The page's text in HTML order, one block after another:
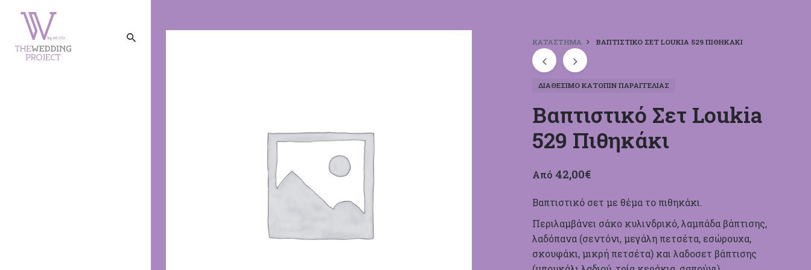
ΚΑΤΆΣΤΗΜΑ ΒΑΠΤΙΣΤΙΚΌ ΣΕΤ LOUKIA 529 ΠΙΘΗΚΆΚΙ
ΔΙΑΘΈΣΙΜΟ ΚΑΤΌΠΙΝ ΠΑΡΑΓΓΕΛΊΑΣ
Βαπτιστικό Σετ Loukia
529 Πιθηκάκι
Από 42,00€
Βαπτιστικό σετ με θέμα το πιθηκάκι.
Περιλαμβάνει σάκο κυλινδρικό, λαμπάδα βάπτισης,
λαδόπανα (σεντόνι, μεγάλη πετσέτα, εσώρουχα,
σκουφάκι, μικρή πετσέτα) και λαδοσετ βάπτισης